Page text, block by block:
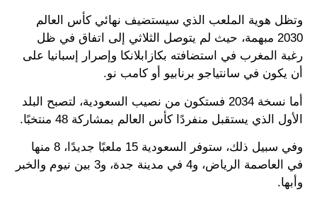
وتظل هوية الملعب الذي سيستضيف نهائي كأس العالم
2030 مبهمة، حيث لم يتوصل الثلاثي إلى اتفاق في ظل
رغبة المغرب في استضافته بكازابلانكا وإصرار إسبانيا على
أن يكون في سانتياجو برنابيو أو كامب نو.
أما نسخة 2034 فستكون من نصيب السعودية، لتصبح البلد
الأول الذي يستقبل منفردًا كأس العالم بمشاركة 48 منتخبًا.
وفي سبيل ذلك، ستوفر السعودية 15 ملعبًا جديدًا، 8 منها
في العاصمة الرياض، و4 في مدينة جدة، و3 بين نيوم والخبر
وأبها.